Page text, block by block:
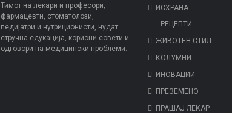
Тимот на лекари и професори,
фармацевти, стоматолози,
педијатри и нутриционисти, нудат
стручна едукација, корисни совети и
одговори на медицински проблеми.
ИСХРАНА
РЕЦЕПТИ
ЖИВОТЕН СТИЛ
КОЛУМНИ
ИНОВАЦИИ
ПРЕЗЕМЕНО
ПРАШАЈ ЛЕКАР